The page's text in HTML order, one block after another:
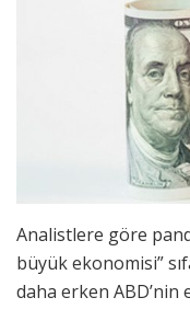
Analistlere göre
büyük ekonomisi”
daha erken ABD’nin